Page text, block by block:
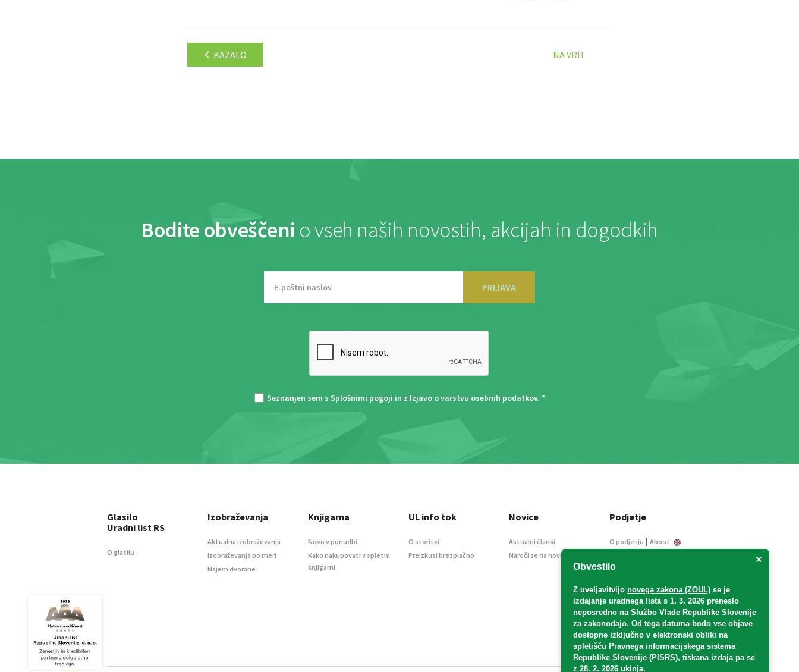
KAZALO NA VRH
Bodite obveščeni o vseh naših novostih, akcijah in dogodkih
PRIJAVA
Seznanjen sem s Splošnimi pogoji in z Izjavo o varstvu osebnih podatkov. *
×
Obvestilo
Z uveljavitvijo novega zakona (ZOUL) se je
izdajanje uradnega lista s 1. 3. 2026 preneslo
neposredno na Službo Vlade Republike Slovenije
za zakonodajo. Od tega datuma bodo vse objave
dostopne izključno v elektronski obliki na
spletišču Pravnega informacijskega sistema
Republike Slovenije (PISRS), tiskana izdaja pa se
z 28. 2. 2026 ukinja.
Glasilo
Uradni list RS
O glasilu
Izobraževanja
Aktualna izobraževanja
Izobraževanja po meri
Najem dvorane
Knjigarna
Novo v ponudbi
Kako nakupovati v spletni
knjigarni
UL info tok
O storitvi
Preizkusi brezplačno
Novice
Aktualni članki
Naroči se na novice
Podjetje
O podjetju | About
Informacije javnega
Oglaševanje
Splošni pogoji
Izjava o varstvu osebnih
podatkov
E-dražbe